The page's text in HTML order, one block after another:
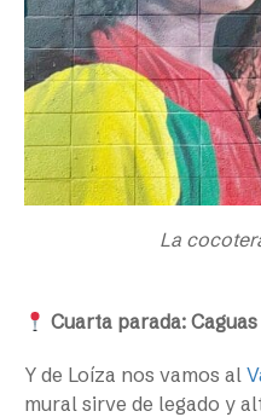
La
Cuarta parada: Caguas
Y de Loíza nos vamos al
mural sirve de legado y